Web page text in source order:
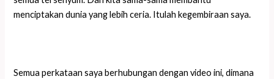
menciptakan dunia yang lebih ceria. Itulah kegembiraan saya.
Semua perkataan saya berhubungan dengan video ini, dimana